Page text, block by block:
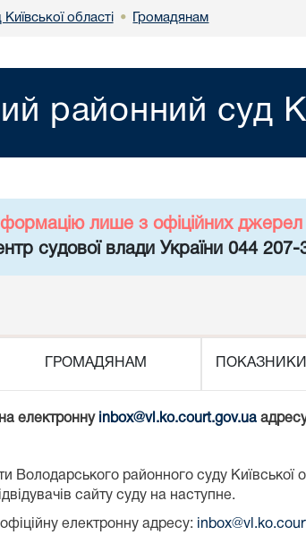
області • Громадянам
районний суд
лише з офіційних джерел
судової влади України 044 207-
ГРОМАДЯНАМ ПОКАЗНИКИ
електронну inbox@vl.ko.court.gov.ua
Володарського районного суду Київської
сайту суду на наступне.
електронну адресу: